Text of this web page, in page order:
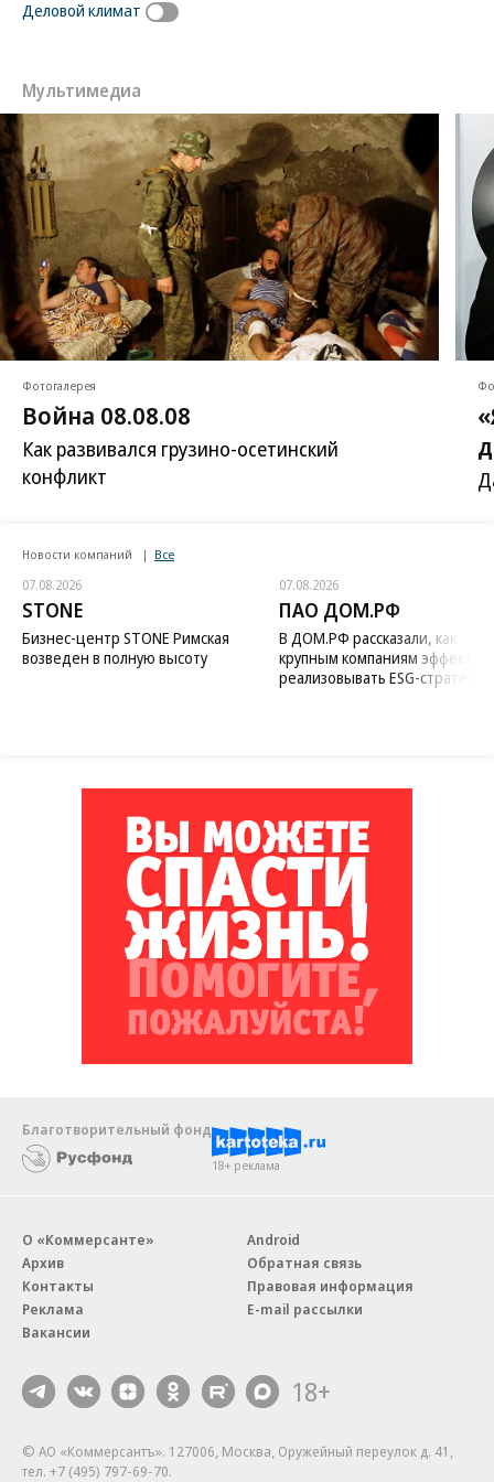
Деловой климат
Мультимедиа
Фотогалерея
Война 08.08.08
Как развивался грузино-осетинский
конфликт
Новости компаний Все
07.08.2026
STONE
Бизнес-центр STONE Римская
возведен в полную высоту
07.08.2026
ПАО ДОМ.РФ
В ДОМ.РФ рассказали, как
крупным компаниям
реализовывать ESG-стратегию
Благотворительный фонд
18+ реклама
О «Коммерсанте»
Архив
Контакты
Реклама
Вакансии
Android
Обратная связь
Правовая информация
E-mail рассылки
18+
© АО «Коммерсантъ». 127006, Москва, Оружейный переулок д. 41,
тел. +7 (495) 797-69-70.